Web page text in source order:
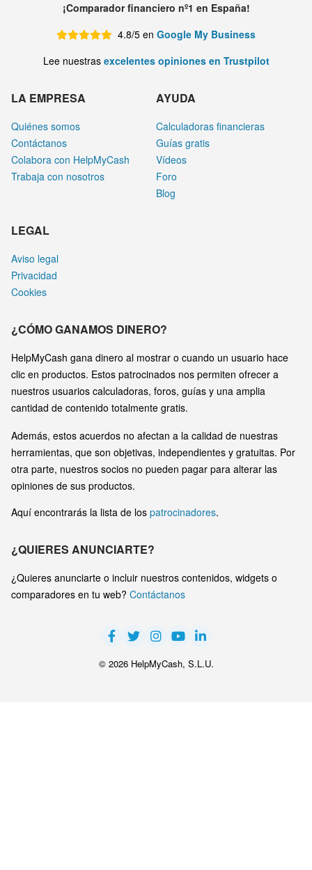
¡Comparador financiero nº1 en España!
4.8/5 en Google My Business
Lee nuestras excelentes opiniones en Trustpilot
LA EMPRESA
Quiénes somos
Contáctanos
Colabora con HelpMyCash
Trabaja con nosotros
AYUDA
Calculadoras financieras
Guías gratis
Vídeos
Foro
Blog
LEGAL
Aviso legal
Privacidad
Cookies
¿CÓMO GANAMOS DINERO?
HelpMyCash gana dinero al mostrar o cuando un usuario hace
clic en productos. Estos patrocinados nos permiten ofrecer a
nuestros usuarios calculadoras, foros, guías y una amplia
cantidad de contenido totalmente gratis.
Además, estos acuerdos no afectan a la calidad de nuestras
herramientas, que son objetivas, independientes y gratuitas. Por
otra parte, nuestros socios no pueden pagar para alterar las
opiniones de sus productos.
Aquí encontrarás la lista de los patrocinadores.
¿QUIERES ANUNCIARTE?
¿Quieres anunciarte o incluir nuestros contenidos, widgets o
comparadores en tu web? Contáctanos
© 2026 HelpMyCash, S.L.U.